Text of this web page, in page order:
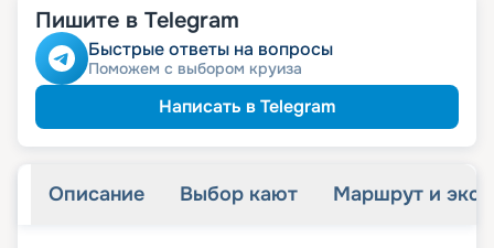
Пишите в Telegram
Быстрые ответы на вопросы
Поможем с выбором круиза
Написать в Telegram
Описание Выбор кают Маршрут и